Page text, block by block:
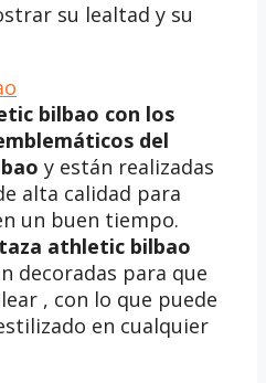
su lealtad y su
bilbao con los
del
y están realizadas
alta calidad para
un buen tiempo.
taza athletic bilbao
decoradas para que
, con lo que puede
en cualquier